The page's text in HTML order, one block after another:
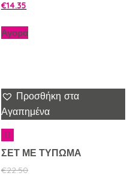
€14.35
Αγορά
Προσθήκη στα
Αγαπημένα
ΣΕΤ ΜΕ ΤΥΠΩΜΑ
€22.50